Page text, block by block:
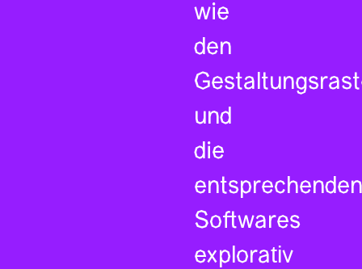
wie
den
und
die
entsprechenden
Softwares
explorativ